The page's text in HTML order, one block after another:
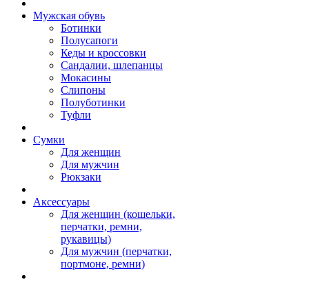
Мужская обувь
Ботинки
Полусапоги
Кеды и кроссовки
Сандалии, шлепанцы
Мокасины
Слипоны
Полуботинки
Туфли
Сумки
Для женщин
Для мужчин
Рюкзаки
Аксессуары
Для женщин (кошельки,
перчатки, ремни,
рукавицы)
Для мужчин (перчатки,
портмоне, ремни)